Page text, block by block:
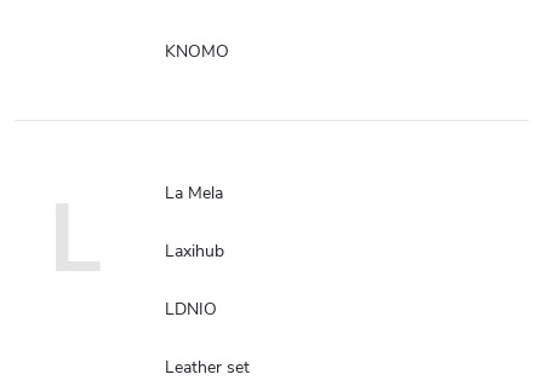
KNOMO
L La Mela
Laxihub
LDNIO
Leather set